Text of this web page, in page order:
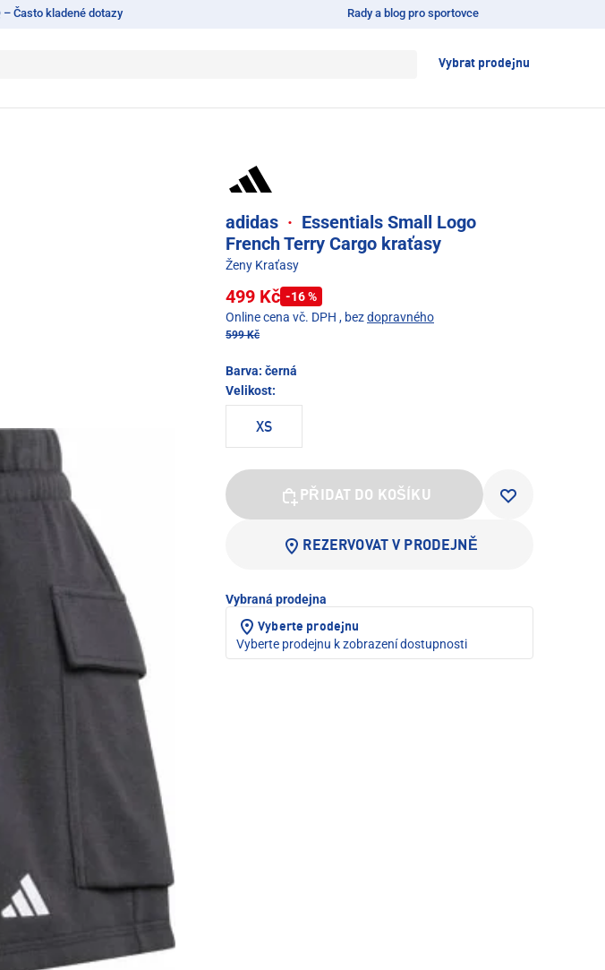
– Často kladené dotazy Rady a blog pro sportovce
Vybrat prodejnu
adidas · Essentials Small Logo
French Terry Cargo kraťasy
Ženy Kraťasy
499 Kč -16 %
Online cena vč. DPH , bezdopravného
599 Kč
Barva: černá
Velikost:
XS
PŘIDAT DO KOŠÍKU
REZERVOVAT V PRODEJNĚ
Vybraná prodejna
Vyberte prodejnu
Vyberte prodejnu k zobrazení dostupnosti